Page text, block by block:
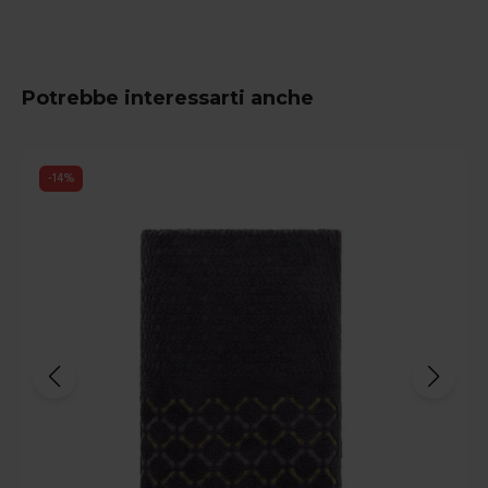
Potrebbe interessarti anche
-14%